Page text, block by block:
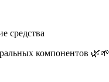
средства
компонентов 🌿🌱